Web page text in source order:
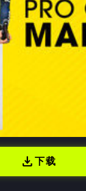
download下载